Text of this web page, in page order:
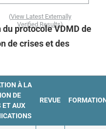
(View Latest Externally
Verified Results)
du protocole VDMD de
de crises et des
À LA
DE
ET AUX
REVUE